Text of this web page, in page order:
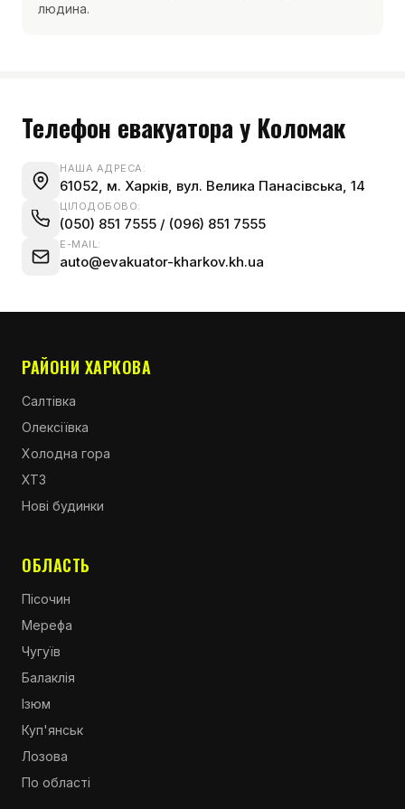
людина.
Телефон евакуатора у Коломак
НАША АДРЕСА:
61052, м. Харків, вул. Велика Панасівська, 14
ЦІЛОДОБОВО:
(050) 851 7555 / (096) 851 7555
E-MAIL:
auto@evakuator-kharkov.kh.ua
РАЙОНИ ХАРКОВА
Салтівка
Олексіївка
Холодна гора
ХТЗ
Нові будинки
ОБЛАСТЬ
Пісочин
Мерефа
Чугуїв
Балаклія
Ізюм
Куп'янськ
Лозова
По області